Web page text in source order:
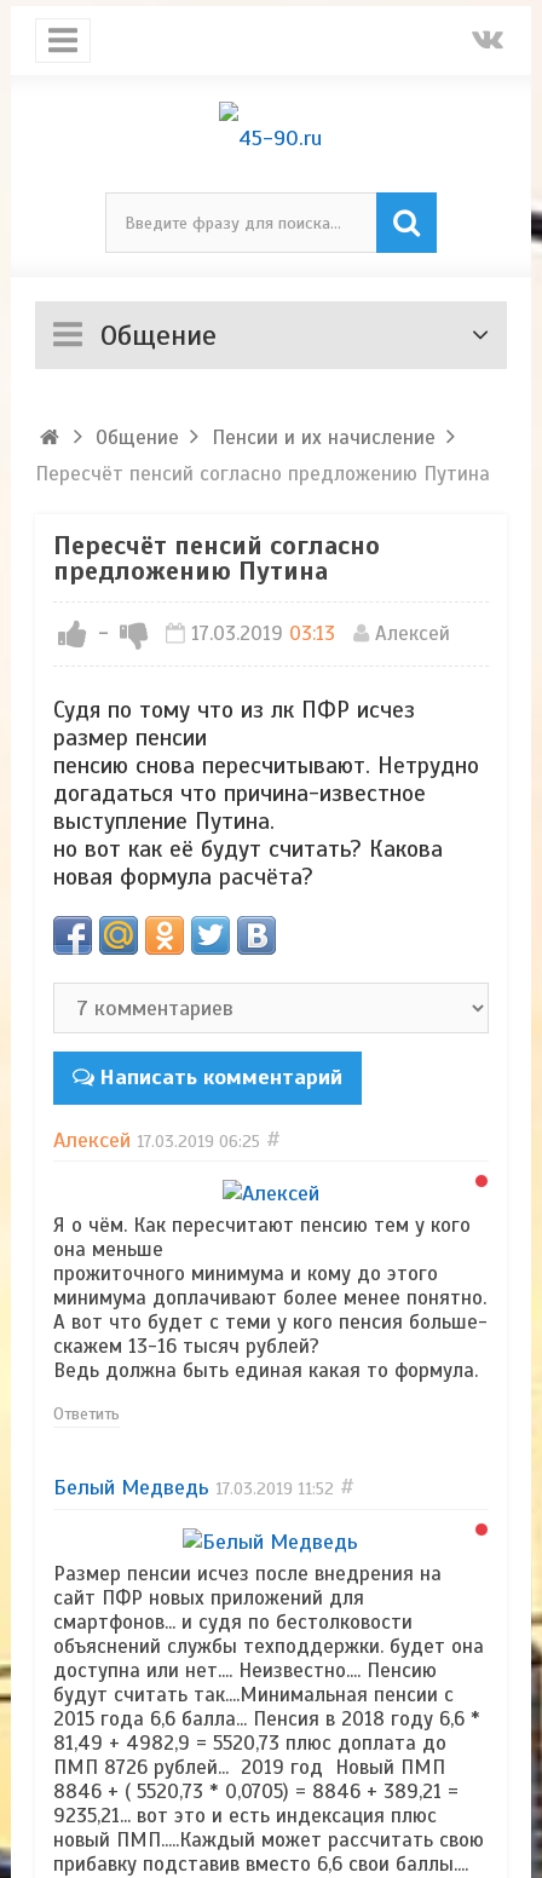
Общение
Общение
Пенсии и их начисление
Пересчёт пенсий согласно предложению Путина
Пересчёт пенсий согласно
предложению Путина
- 17.03.2019 03:13 Алексей
Судя по тому что из лк ПФР исчез
размер пенсии
пенсию снова пересчитывают. Нетрудно
догадаться что причина-известное
выступление Путина.
но вот как её будут считать? Какова
новая формула расчёта?
Написать комментарий
Алексей 17.03.2019 06:25 #
Я о чём. Как пересчитают пенсию тем у кого
она меньше
прожиточного минимума и кому до этого
минимума доплачивают более менее понятно.
А вот что будет с теми у кого пенсия больше-
скажем 13-16 тысяч рублей?
Ведь должна быть единая какая то формула.
Ответить
Белый Медведь 17.03.2019 11:52 #
Размер пенсии исчез после внедрения на
сайт ПФР новых приложений для
смартфонов... и судя по бестолковости
объяснений службы техподдержки. будет она
доступна или нет.... Неизвестно.... Пенсию
будут считать так....Минимальная пенсии с
2015 года 6,6 балла... Пенсия в 2018 году 6,6 *
81,49 + 4982,9 = 5520,73 плюс доплата до
ПМП 8726 рублей... 2019 год Новый ПМП
8846 + ( 5520,73 * 0,0705) = 8846 + 389,21 =
9235,21... вот это и есть индексация плюс
новый ПМП.....Каждый может рассчитать свою
прибавку подставив вместо 6,6 свои баллы....